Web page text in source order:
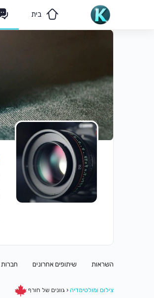
בית
השראות שיתופים אחרונים חברות
צילום ומולטימדיה ‹ גוונים של חורף